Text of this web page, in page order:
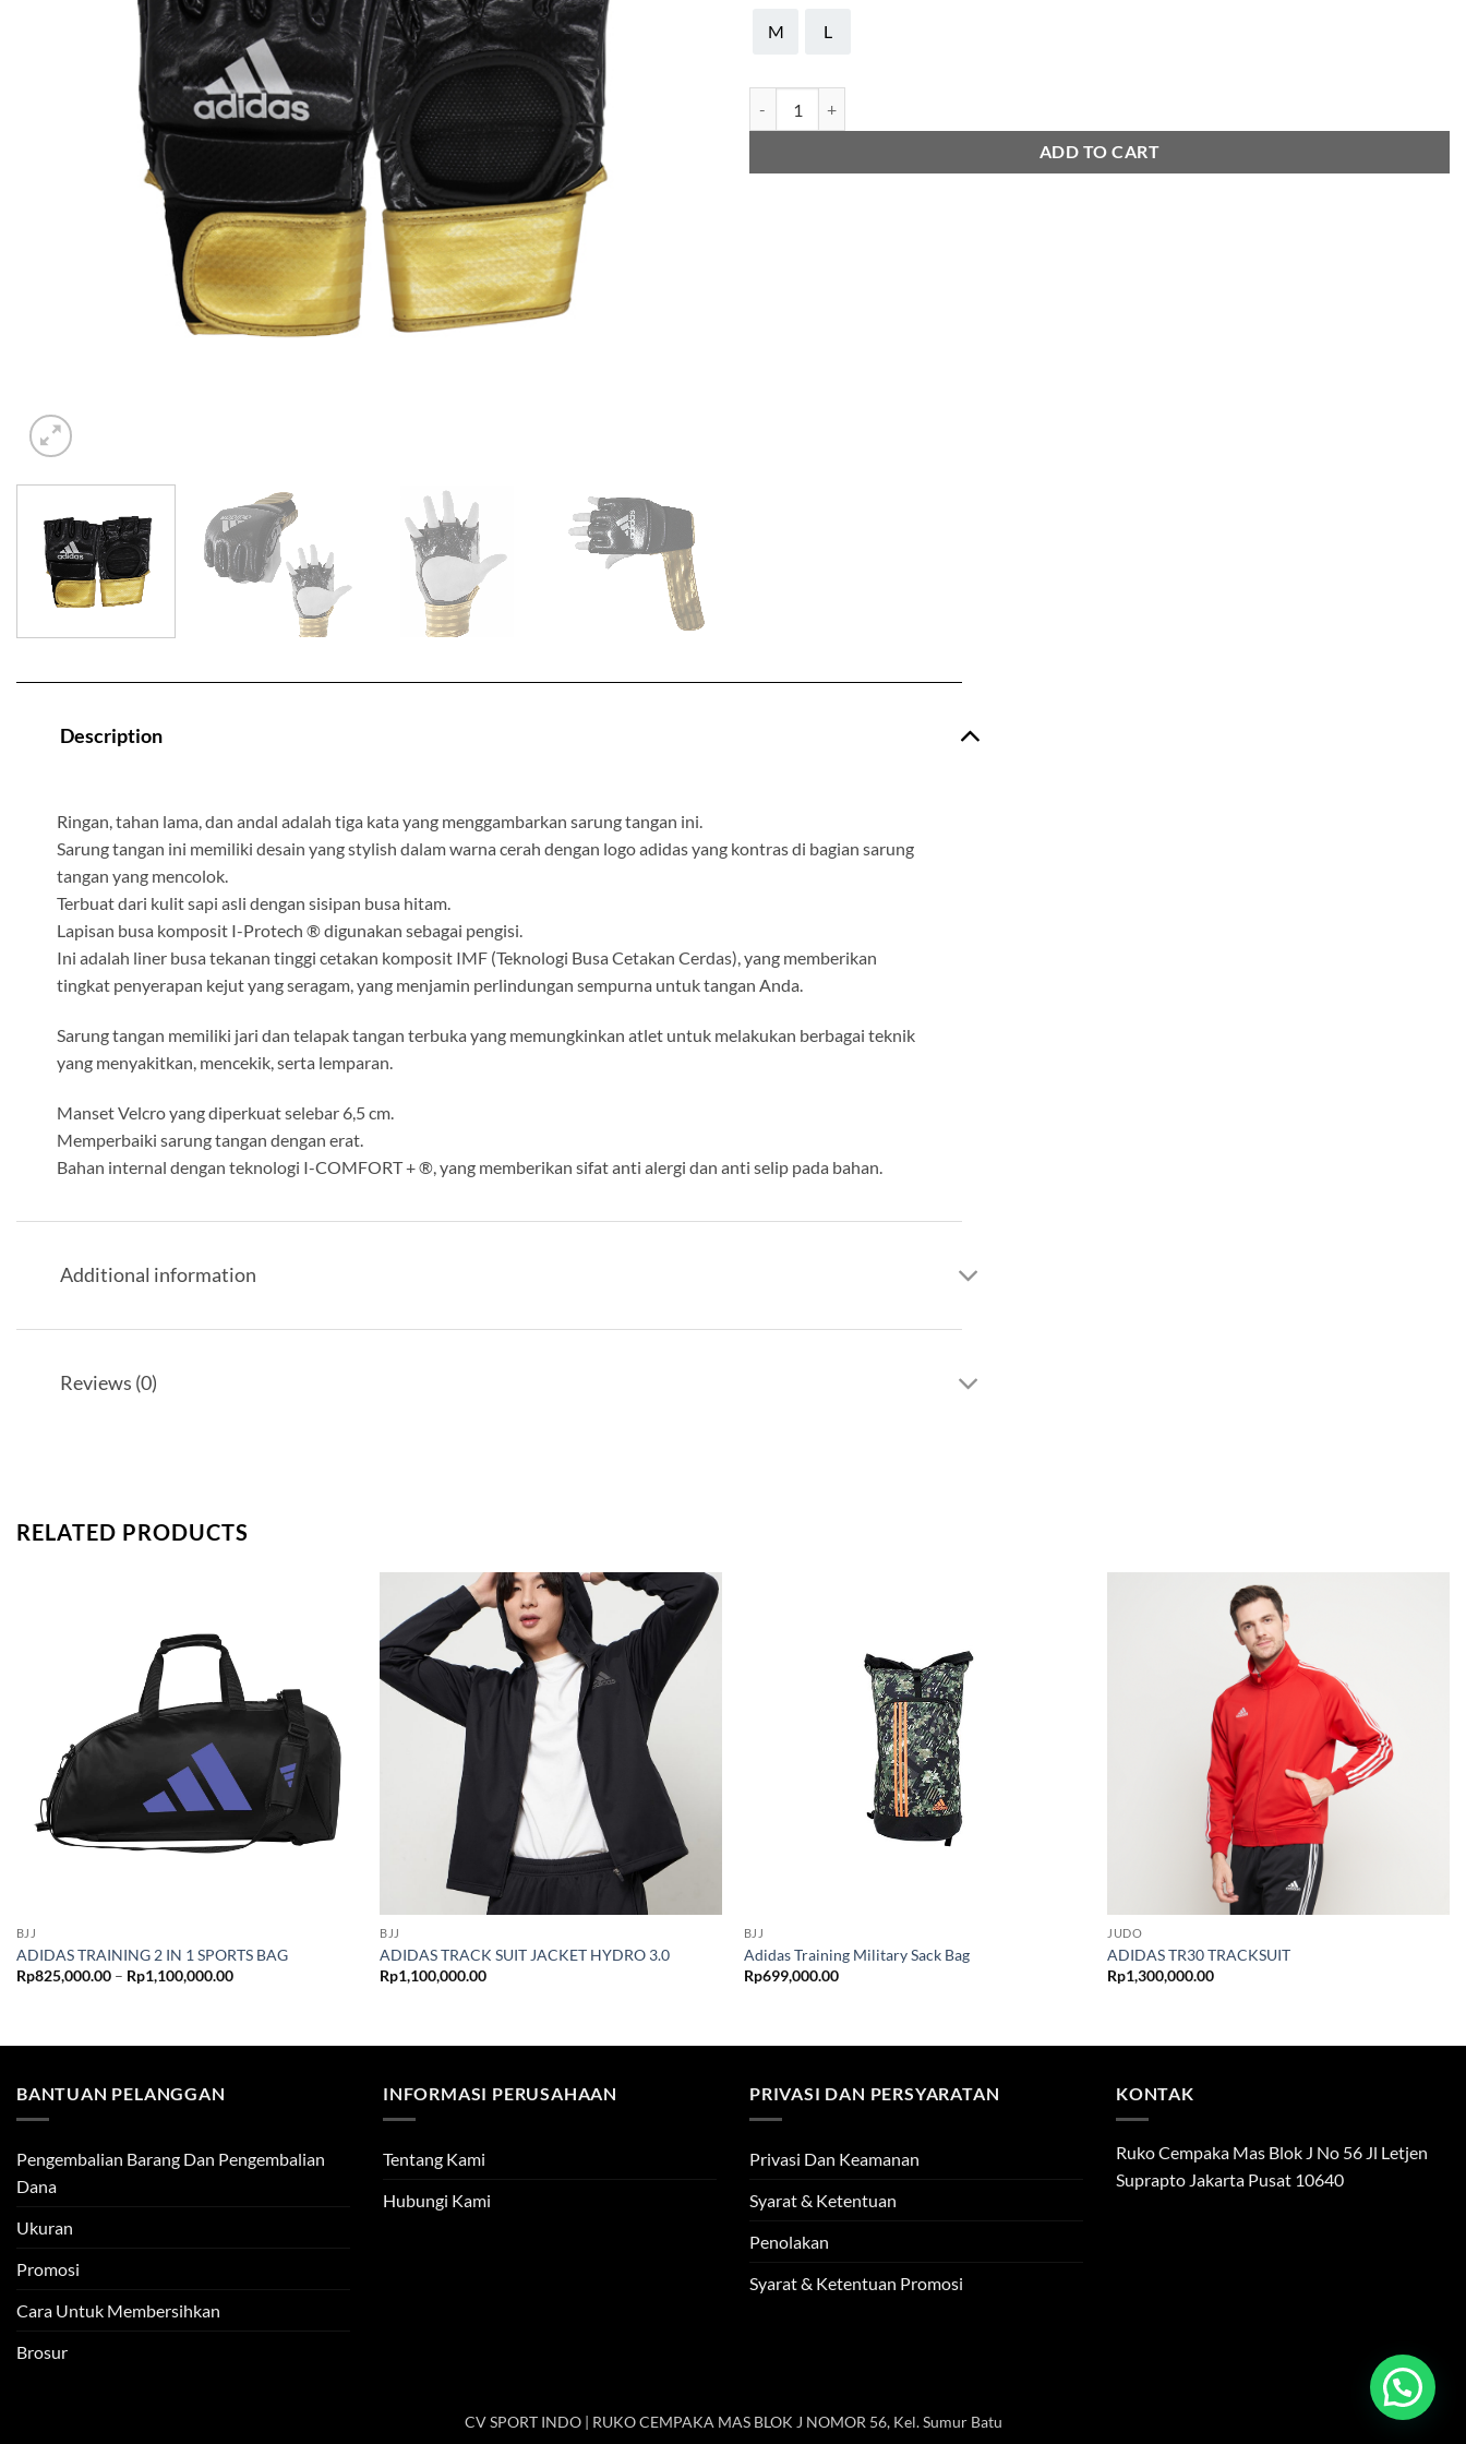
M L
ADD TO CART
Description
Ringan, tahan lama, dan andal adalah tiga kata yang menggambarkan sarung tangan ini.
Sarung tangan ini memiliki desain yang stylish dalam warna cerah dengan logo adidas yang kontras di bagian sarung
tangan yang mencolok.
Terbuat dari kulit sapi asli dengan sisipan busa hitam.
Lapisan busa komposit I-Protech ® digunakan sebagai pengisi.
Ini adalah liner busa tekanan tinggi cetakan komposit IMF (Teknologi Busa Cetakan Cerdas), yang memberikan
tingkat penyerapan kejut yang seragam, yang menjamin perlindungan sempurna untuk tangan Anda.
Sarung tangan memiliki jari dan telapak tangan terbuka yang memungkinkan atlet untuk melakukan berbagai teknik
yang menyakitkan, mencekik, serta lemparan.
Manset Velcro yang diperkuat selebar 6,5 cm.
Memperbaiki sarung tangan dengan erat.
Bahan internal dengan teknologi I-COMFORT + ®, yang memberikan sifat anti alergi dan anti selip pada bahan.
Additional information
Reviews (0)
RELATED PRODUCTS
BJJ
ADIDAS TRAINING 2 IN 1 SPORTS BAG
Rp825,000.00 – Rp1,100,000.00Price
BJJ
ADIDAS TRACK SUIT JACKET HYDRO 3.0
Rp1,100,000.00
BJJ
Adidas Training Military Sack Bag
Rp699,000.00
JUDO
ADIDAS TR30 TRACKSUIT
Rp1,300,000.00
BANTUAN PELANGGAN
Pengembalian Barang Dan Pengembalian
Dana
Ukuran
Promosi
Cara Untuk Membersihkan
Brosur
INFORMASI PERUSAHAAN
Tentang Kami
Hubungi Kami
PRIVASI DAN PERSYARATAN
Privasi Dan Keamanan
Syarat & Ketentuan
Penolakan
Syarat & Ketentuan Promosi
KONTAK
Ruko Cempaka Mas Blok J No 56 Jl Letjen
Suprapto Jakarta Pusat 10640
CV SPORT INDO | RUKO CEMPAKA MAS BLOK J NOMOR 56, Kel. Sumur Batu